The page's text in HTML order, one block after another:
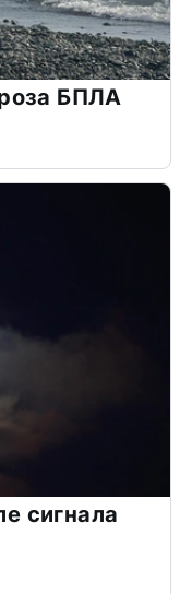
БПЛА
сигнала